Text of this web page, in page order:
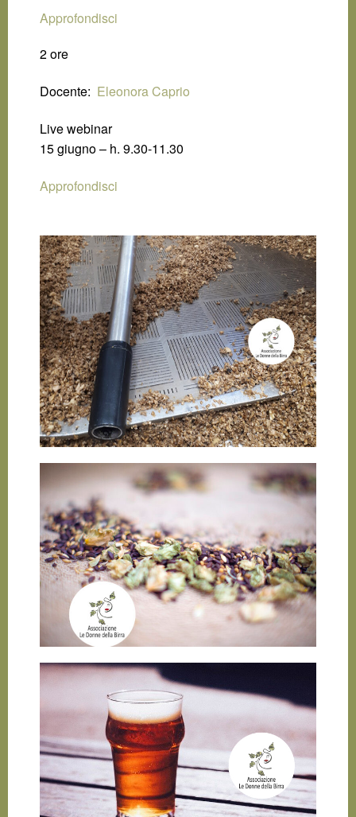
Approfondisci
2 ore
Docente: Eleonora Caprio
Live webinar
15 giugno – h. 9.30-11.30
Approfondisci